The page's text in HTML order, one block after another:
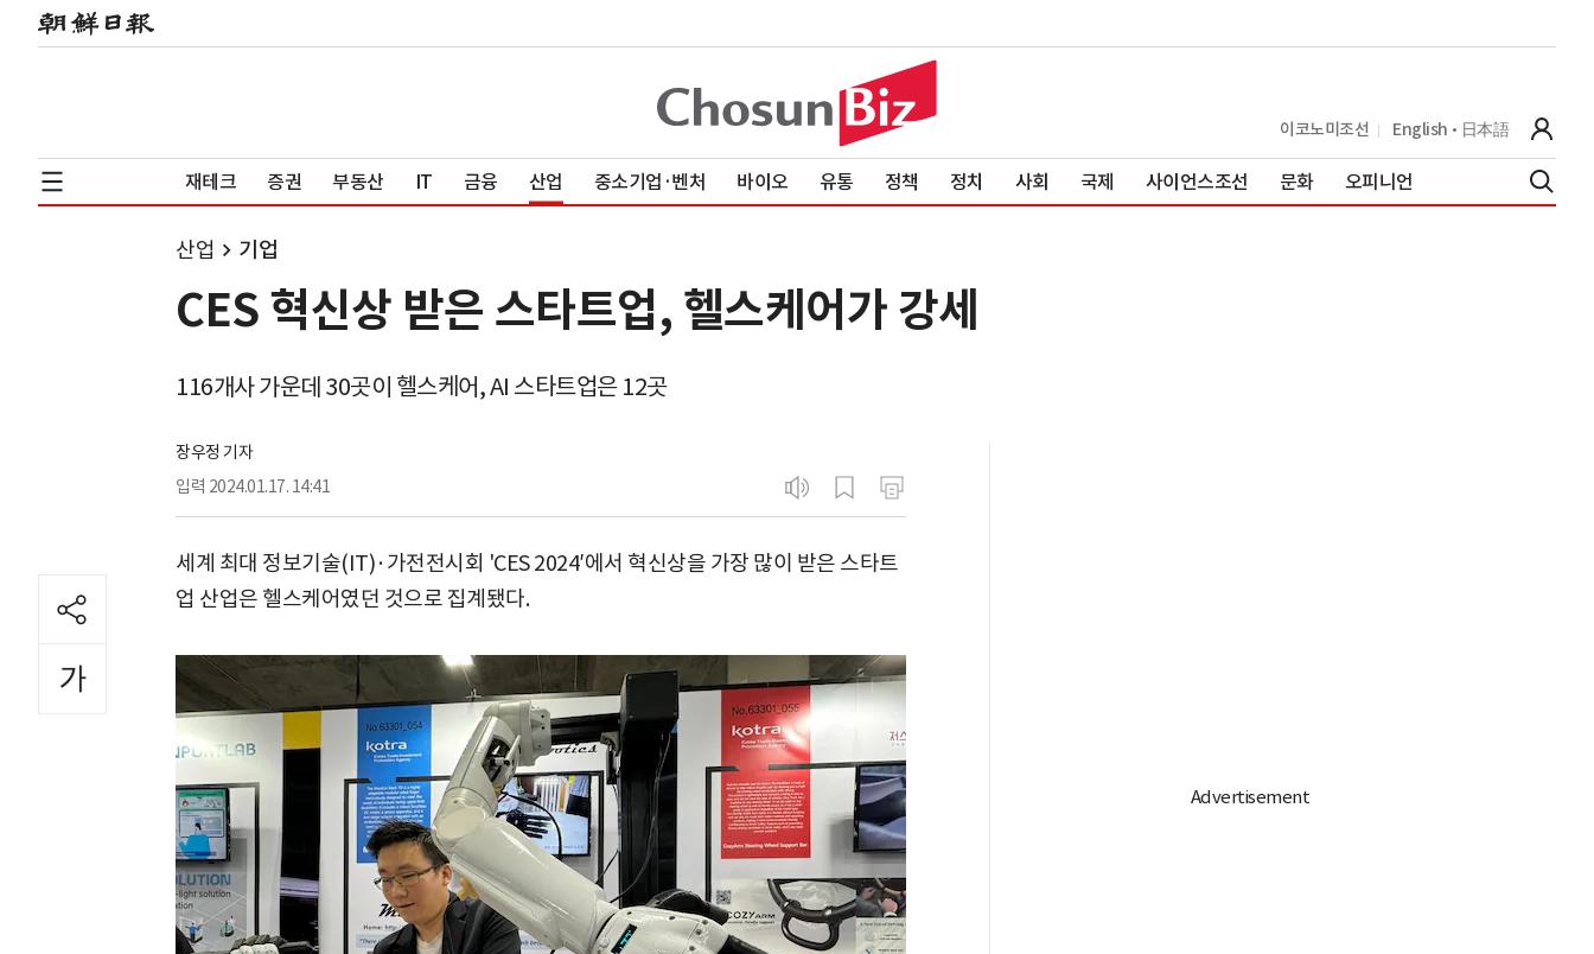
이코노미조선 English 日本語
재테크 증권 부동산 IT 금융 산업 중소기업·벤처 바이오 유통 정책 정치 사회 국제 사이언스조선 문화 오피니언
산업 기업
CES 혁신상 받은 스타트업, 헬스케어가 강세
116개사 가운데 30곳이 헬스케어, AI 스타트업은 12곳
장우정 기자
입력 2024.01.17. 14:41
세계 최대 정보기술(IT)·가전전시회 'CES 2024′에서 혁신상을 가장 많이 받은 스타트
업 산업은 헬스케어였던 것으로 집계됐다.